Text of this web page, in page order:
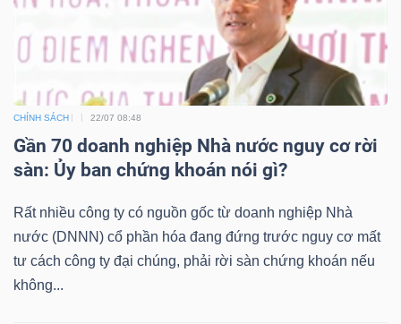
CHÍNH SÁCH 22/07 08:48
Gần 70 doanh nghiệp Nhà nước nguy cơ rời
sàn: Ủy ban chứng khoán nói gì?
Rất nhiều công ty có nguồn gốc từ doanh nghiệp Nhà
nước (DNNN) cổ phần hóa đang đứng trước nguy cơ mất
tư cách công ty đại chúng, phải rời sàn chứng khoán nếu
không...